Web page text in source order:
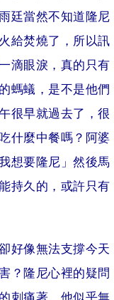
廷當然不知道隆尼
給焚燒了，所以訊
滴眼淚，真的只有
螞蟻，是不是他們
很早就過去了，很
什麼中餐嗎？阿婆
想要隆尼」然後馬
持久的，或許只有
像無法支撐今天
？隆尼心裡的疑問